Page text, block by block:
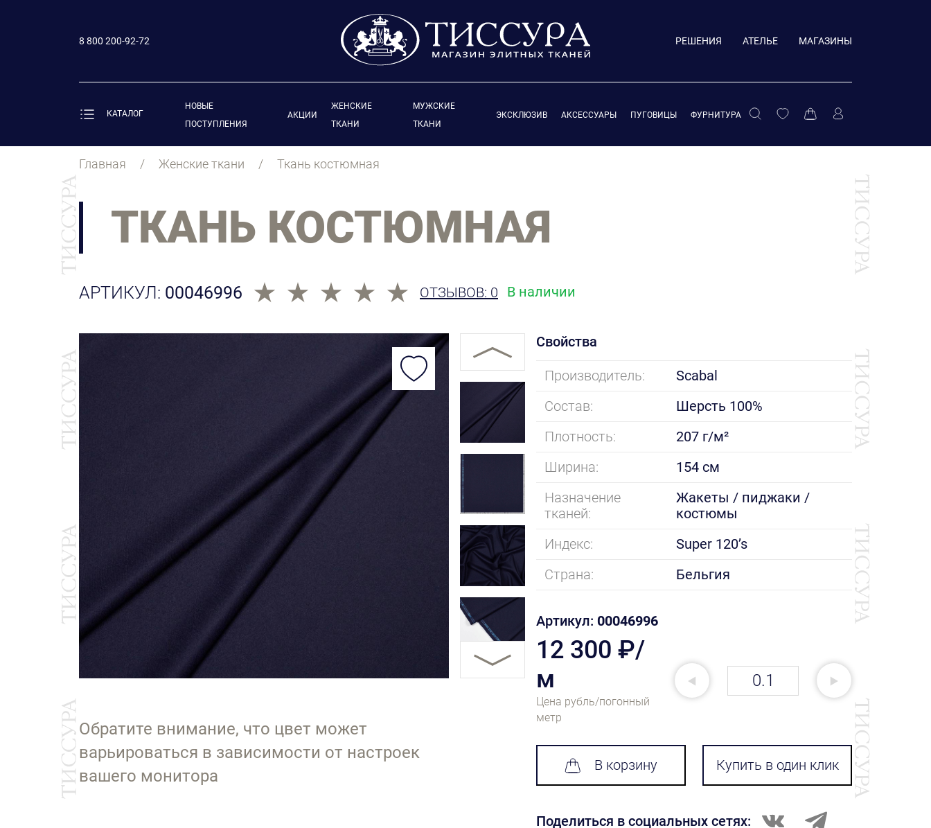
8 800 200-92-72 РЕШЕНИЯ АТЕЛЬЕ МАГАЗИНЫ
КАТАЛОГ
НОВЫЕ
ПОСТУПЛЕНИЯ
АКЦИИ
ЖЕНСКИЕ
ТКАНИ
МУЖСКИЕ
ТКАНИ
ЭКСКЛЮЗИВ АКСЕССУАРЫ ПУГОВИЦЫ ФУРНИТУРА
Главная Женские ткани Ткань костюмная
ТКАНЬ КОСТЮМНАЯ
АРТИКУЛ: 00046996 ОТЗЫВОВ: 0 В наличии
Обратите внимание, что цвет может
варьироваться в зависимости от настроек
вашего монитора
Свойства
Производитель:
Scabal
Состав:
Шерсть 100%
Плотность:
207 г/м²
Ширина:
154 см
Назначение
тканей:
Жакеты / пиджаки /
костюмы
Индекс:
Super 120’s
Страна:
Бельгия
Артикул: 00046996
12 300 ₽/
м
Цена рубль/погонный
метр
В корзину Купить в один клик
Поделиться в социальных сетях: